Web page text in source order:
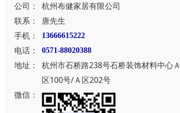
公司：
杭州布健家居有限公司
联系：
唐先生
手机：
13666615222
电话： 0571-88020388
地址：
杭州市石桥路238号石桥装饰材料中心Ａ
区100号/Ａ区202号
微信：